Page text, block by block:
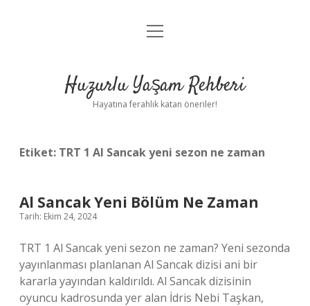
Anasayfa
Yasal Uyarı
menüyü
Huzurlu Yaşam Rehberi
Hayatına ferahlık katan öneriler!
Etiket: TRT 1 Al Sancak yeni sezon ne zaman
Al Sancak Yeni Bölüm Ne Zaman
Tarih: Ekim 24, 2024
TRT 1 Al Sancak yeni sezon ne zaman? Yeni sezonda
yayınlanması planlanan Al Sancak dizisi ani bir
kararla yayından kaldırıldı. Al Sancak dizisinin
oyuncu kadrosunda yer alan İdris Nebi Taşkan,